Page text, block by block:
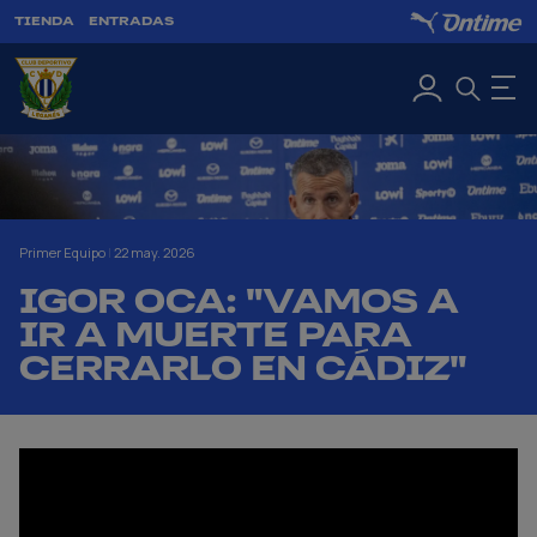
TIENDA ENTRADAS
Primer Equipo | 22 may. 2026
IGOR OCA: "VAMOS A
IR A MUERTE PARA
CERRARLO EN CÁDIZ"